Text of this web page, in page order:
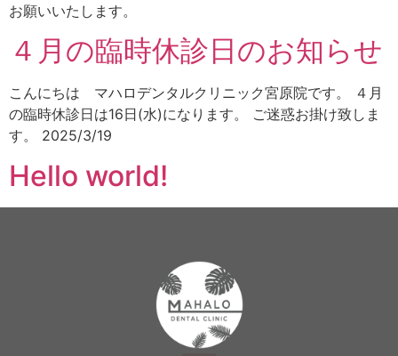
お願いいたします。
４月の臨時休診日のお知らせ
こんにちは マハロデンタルクリニック宮原院です。 ４月
の臨時休診日は16日(水)になります。 ご迷惑お掛け致しま
す。 2025/3/19
Hello world!